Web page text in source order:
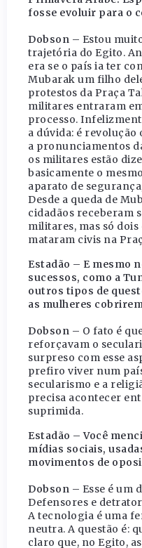
fosse evoluir para o
Dobson – Estou
trajetória do Egito.
era se o país ia ter
Mubarak um filho
protestos da Praça
militares entraram
processo.
a dúvida: é revolução
a pronunciamentos
os militares estão
basicamente o
aparato de
Desde a queda de
cidadãos receberam
militares, mas só
mataram civis na
Estadão – E mesmo
sucessos, como a
outros tipos de
as mulheres
Dobson – O fato é
reforçavam o
surpreso com esse
prefiro viver num
secularismo e a
precisa acontecer
suprimida.
Estadão – Você
mídias sociais,
movimentos de
Dobson – Esse é um
Defensores e
A tecnologia é uma
neutra. A questão é:
claro que, no Egito,